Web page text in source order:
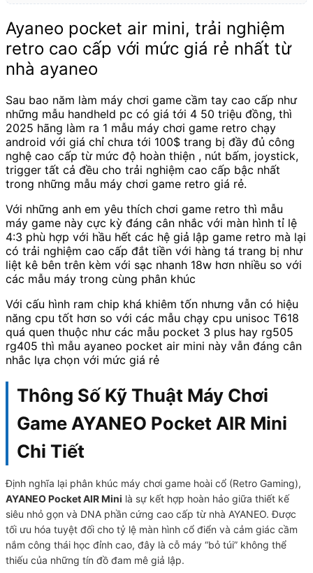
Ayaneo pocket air mini, trải nghiệm
retro cao cấp với mức giá rẻ nhất từ
nhà ayaneo
Sau bao năm làm máy chơi game cầm tay cao cấp như
những mẫu handheld pc có giá tới 4 50 triệu đồng, thì
2025 hãng làm ra 1 mẫu máy chơi game retro chạy
android với giá chỉ chưa tới 100$ trang bị đầy đủ công
nghệ cao cấp từ mức độ hoàn thiện , nút bấm, joystick,
trigger tất cả đều cho trải nghiệm cao cấp bậc nhất
trong những mẫu máy chơi game retro giá rẻ.
Với những anh em yêu thích chơi game retro thì mẫu
máy game này cực kỳ đáng cân nhắc với màn hình tỉ lệ
4:3 phù hợp với hầu hết các hệ giả lập game retro mà lại
có trải nghiệm cao cấp đắt tiền với hàng tá trang bị như
liệt kê bên trên kèm với sạc nhanh 18w hơn nhiều so với
các mẫu máy trong cùng phân khúc
Với cấu hình ram chip khá khiêm tốn nhưng vẫn có hiệu
năng cpu tốt hơn so với các mẫu chạy cpu unisoc T618
quá quen thuộc như các mẫu pocket 3 plus hay rg505
rg405 thì mẫu ayaneo pocket air mini này vẫn đáng cân
nhắc lựa chọn với mức giá rẻ
Thông Số Kỹ Thuật Máy Chơi
Game AYANEO Pocket AIR Mini
Chi Tiết
Định nghĩa lại phân khúc máy chơi game hoài cổ (Retro Gaming),
AYANEO Pocket AIR Mini là sự kết hợp hoàn hảo giữa thiết kế
siêu nhỏ gọn và DNA phần cứng cao cấp từ nhà AYANEO. Được
tối ưu hóa tuyệt đối cho tỷ lệ màn hình cổ điển và cảm giác cầm
nắm công thái học đỉnh cao, đây là cỗ máy “bỏ túi” không thể
thiếu của những tín đồ đam mê giả lập.